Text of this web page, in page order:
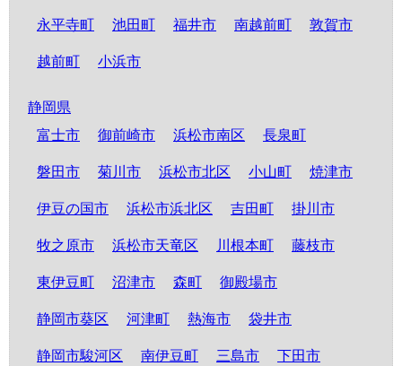
永平寺町 池田町 福井市 南越前町 敦賀市
越前町 小浜市
静岡県
富士市
御前崎市 浜松市南区 長泉町
磐田市 菊川市 浜松市北区 小山町 焼津市
伊豆の国市 浜松市浜北区 吉田町 掛川市
牧之原市 浜松市天竜区 川根本町 藤枝市
東伊豆町 沼津市 森町 御殿場市
静岡市葵区 河津町 熱海市 袋井市
静岡市駿河区 南伊豆町 三島市 下田市